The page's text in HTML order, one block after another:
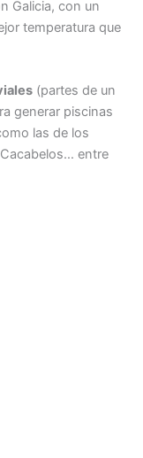
Galicia, con un
temperatura que
(partes de un
generar piscinas
las de los
entre